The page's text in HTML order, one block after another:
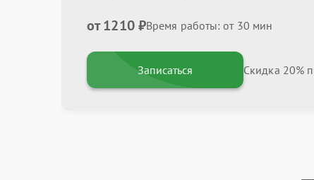
от 1210 ₽Время работы: от 30 мин
Записаться Скидка 20%